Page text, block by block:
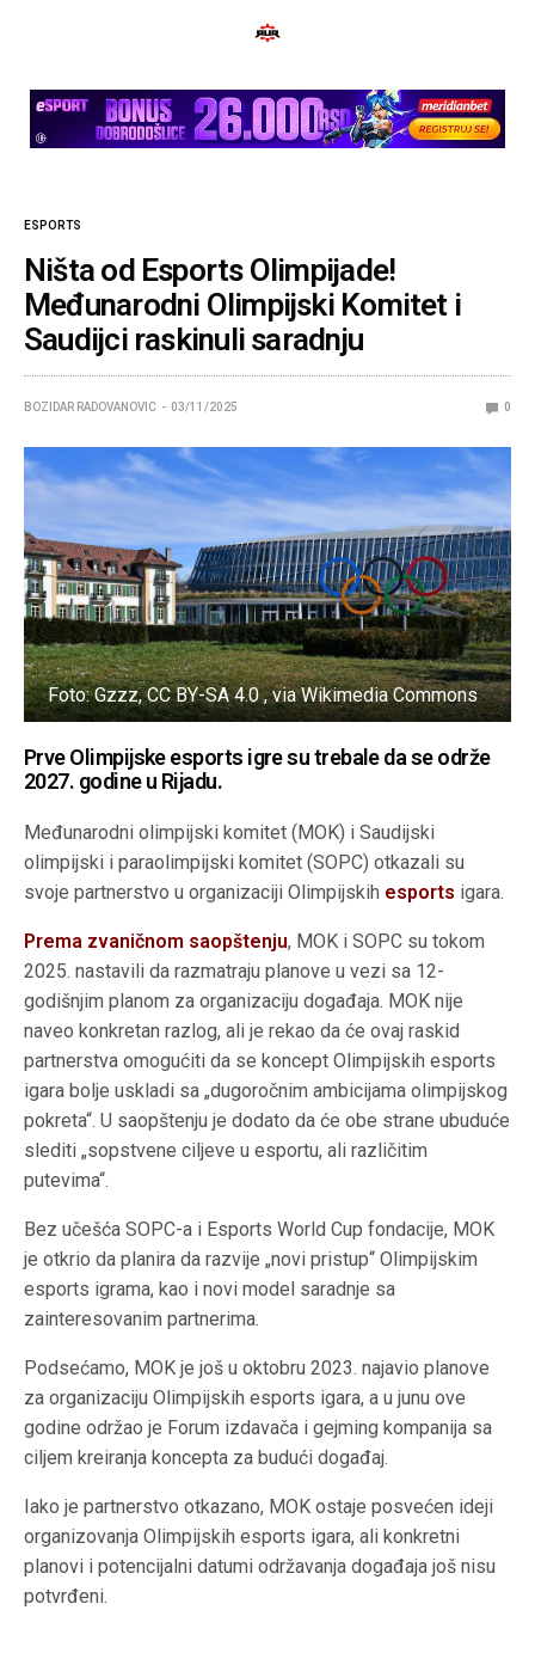
ESPORTS
Ništa od Esports Olimpijade!
Međunarodni Olimpijski Komitet i
Saudijci raskinuli saradnju
BOZIDAR RADOVANOVIC 03/11/2025 0
Foto: Gzzz, CC BY-SA 4.0 , via Wikimedia Commons
Prve Olimpijske esports igre su trebale da se održe
2027. godine u Rijadu.
Međunarodni olimpijski komitet (MOK) i Saudijski
olimpijski i paraolimpijski komitet (SOPC) otkazali su
svoje partnerstvo u organizaciji Olimpijskih esports igara.
Prema zvaničnom saopštenju, MOK i SOPC su tokom
2025. nastavili da razmatraju planove u vezi sa 12-
godišnjim planom za organizaciju događaja. MOK nije
naveo konkretan razlog, ali je rekao da će ovaj raskid
partnerstva omogućiti da se koncept Olimpijskih esports
igara bolje uskladi sa „dugoročnim ambicijama olimpijskog
pokreta“. U saopštenju je dodato da će obe strane ubuduće
slediti „sopstvene ciljeve u esportu, ali različitim
putevima“.
Bez učešća SOPC-a i Esports World Cup fondacije, MOK
je otkrio da planira da razvije „novi pristup“ Olimpijskim
esports igrama, kao i novi model saradnje sa
zainteresovanim partnerima.
Podsećamo, MOK je još u oktobru 2023. najavio planove
za organizaciju Olimpijskih esports igara, a u junu ove
godine održao je Forum izdavača i gejming kompanija sa
ciljem kreiranja koncepta za budući događaj.
Iako je partnerstvo otkazano, MOK ostaje posvećen ideji
organizovanja Olimpijskih esports igara, ali konkretni
planovi i potencijalni datumi održavanja događaja još nisu
potvrđeni.